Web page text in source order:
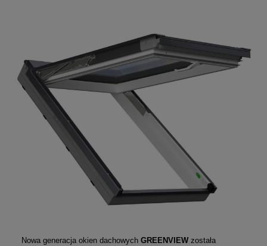
Nowa generacja okien dachowych GREENVIEW została